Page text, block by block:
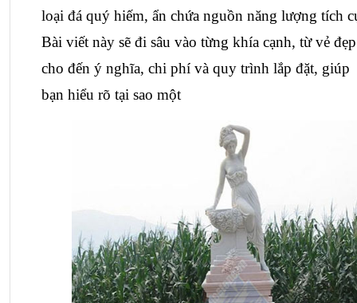
loại đá quý hiếm, ẩn chứa nguồn năng lượng tích
Bài viết này sẽ đi sâu vào từng khía cạnh, từ vẻ đẹp
cho đến ý nghĩa, chi phí và quy trình lắp đặt, giúp
bạn hiểu rõ tại sao một